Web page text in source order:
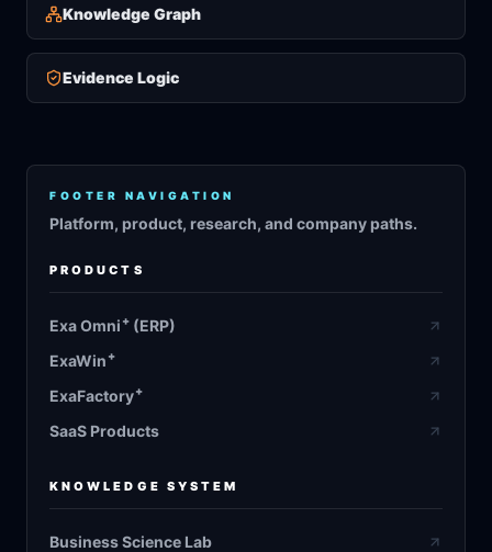
Knowledge Graph
Evidence Logic
FOOTER NAVIGATION
Platform, product, research, and company paths.
PRODUCTS
Exa Omni +(ERP)
ExaWin +
ExaFactory+
SaaS Products
KNOWLEDGE SYSTEM
Business Science Lab